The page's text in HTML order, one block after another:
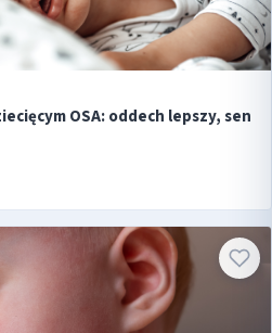
OSA: oddech lepszy, sen